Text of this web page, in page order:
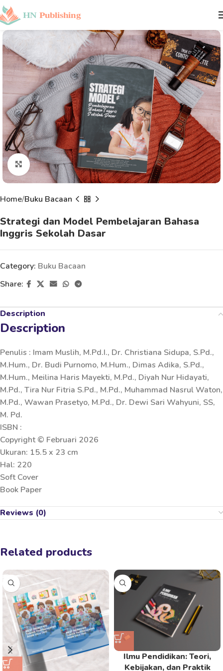
Click to enlarge
Home Buku Bacaan
Strategi dan Model Pembelajaran Bahasa
Inggris Sekolah Dasar
Category: Buku Bacaan
Share:
Description
Description
Penulis : Imam Muslih, M.Pd.I., Dr. Christiana Sidupa, S.Pd.,
M.Hum., Dr. Budi Purnomo, M.Hum., Dimas Adika, S.Pd.,
M.Hum., Meilina Haris Mayekti, M.Pd., Diyah Nur Hidayati,
M.Pd., Tira Nur Fitria S.Pd., M.Pd., Muhammad Nasrul Waton,
M.Pd., Wawan Prasetyo, M.Pd., Dr. Dewi Sari Wahyuni, SS,
M. Pd.
ISBN :
Copyright © Februari 2026
Ukuran: 15.5 x 23 cm
Hal: 220
Soft Cover
Book Paper
Reviews (0)
Related products
Ilmu Pendidikan: Teori,
Kebijakan, dan Praktik